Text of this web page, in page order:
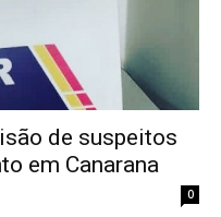
de suspeitos
em Canarana
0